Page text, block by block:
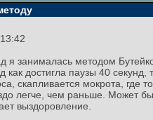
я занималась методом
как достигла паузы 40
скапливается мокрота, где
легче, чем раньше. Может
выздоровление.